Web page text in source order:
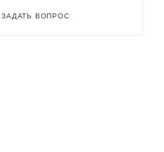
ЗАДАТЬ ВОПРОС